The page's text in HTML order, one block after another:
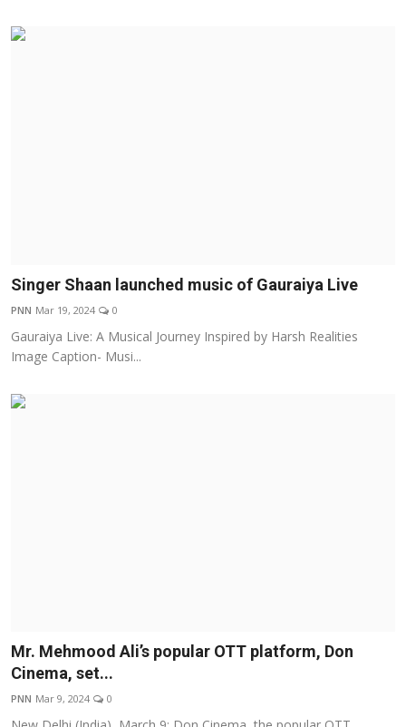
Singer Shaan launched music of Gauraiya Live
PNN Mar 19, 2024 0
Gauraiya Live: A Musical Journey Inspired by Harsh Realities
Image Caption- Musi...
Mr. Mehmood Ali’s popular OTT platform, Don
Cinema, set...
PNN Mar 9, 2024 0